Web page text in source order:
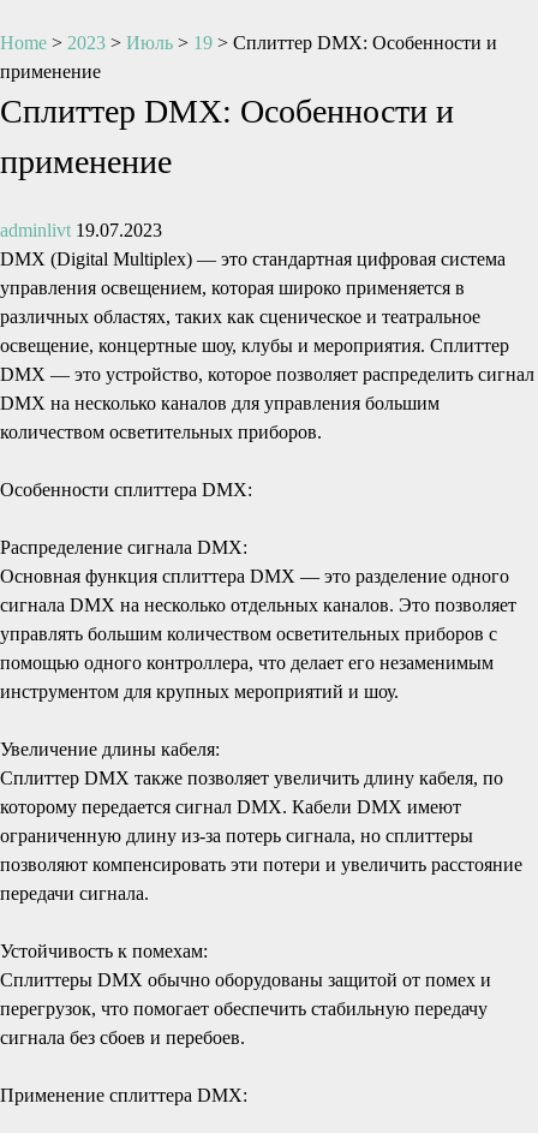
Home > 2023 > Июль > 19 > Сплиттер DMX: Особенности и
применение
Сплиттер DMX: Особенности и
применение
adminlivt 19.07.2023
DMX (Digital Multiplex) — это стандартная цифровая система
управления освещением, которая широко применяется в
различных областях, таких как сценическое и театральное
освещение, концертные шоу, клубы и мероприятия. Сплиттер
DMX — это устройство, которое позволяет распределить сигнал
DMX на несколько каналов для управления большим
количеством осветительных приборов.
Особенности сплиттера DMX:
Распределение сигнала DMX:
Основная функция сплиттера DMX — это разделение одного
сигнала DMX на несколько отдельных каналов. Это позволяет
управлять большим количеством осветительных приборов с
помощью одного контроллера, что делает его незаменимым
инструментом для крупных мероприятий и шоу.
Увеличение длины кабеля:
Сплиттер DMX также позволяет увеличить длину кабеля, по
которому передается сигнал DMX. Кабели DMX имеют
ограниченную длину из-за потерь сигнала, но сплиттеры
позволяют компенсировать эти потери и увеличить расстояние
передачи сигнала.
Устойчивость к помехам:
Сплиттеры DMX обычно оборудованы защитой от помех и
перегрузок, что помогает обеспечить стабильную передачу
сигнала без сбоев и перебоев.
Применение сплиттера DMX: